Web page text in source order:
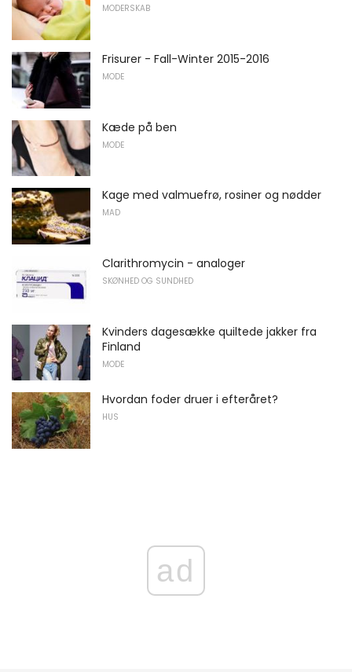
MODERSKAB
Frisurer - Fall-Winter 2015-2016
MODE
Kæde på ben
MODE
Kage med valmuefrø, rosiner og nødder
MAD
Clarithromycin - analoger
SKØNHED OG SUNDHED
Kvinders dagesække quiltede jakker fra
Finland
MODE
Hvordan foder druer i efteråret?
HUS
ad